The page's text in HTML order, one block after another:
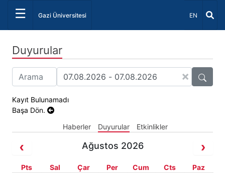
☰ Gazi Üniversitesi Dil Seçiniz
EN
Duyurular
×
Kayıt Bulunamadı
Başa Dön.
Haberler
Duyurular Etkinlikler
Ağustos 2026
Pts Sal Çar Per Cum Cts Paz